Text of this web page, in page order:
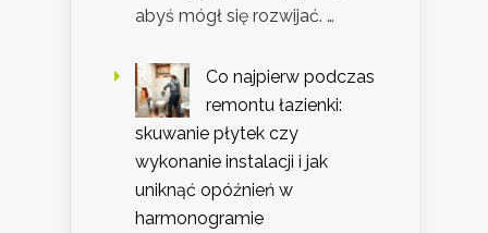
abyś mógł się rozwijać. …
Co najpierw podczas
remontu łazienki:
skuwanie płytek czy
wykonanie instalacji i jak
uniknąć opóźnień w
harmonogramie